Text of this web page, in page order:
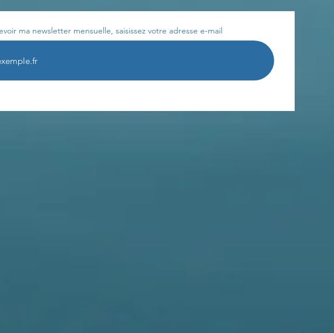
ma newsletter mensuelle, saisissez votre adresse e-mail